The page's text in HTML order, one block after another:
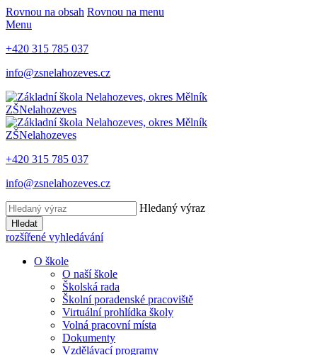
Rovnou na obsah Rovnou na menu
Menu
+420 315 785 037
info@zsnelahozeves.cz
ZŠNelahozeves
ZŠNelahozeves
+420 315 785 037
info@zsnelahozeves.cz
Hledaný výraz
Hledat
rozšířené vyhledávání
O škole
O naší škole
Školská rada
Školní poradenské pracoviště
Virtuální prohlídka školy
Volná pracovní místa
Dokumenty
Vzdělávací programy